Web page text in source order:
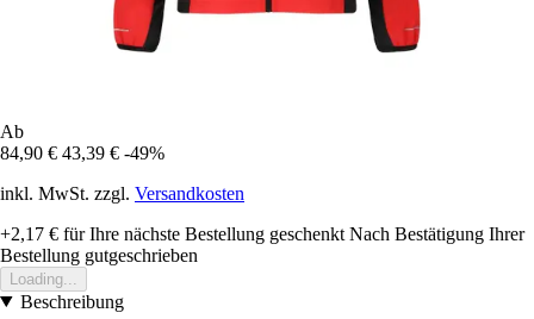
Ab
84,90 € 43,39 € -49%
inkl. MwSt. zzgl. Versandkosten
+2,17 € für Ihre nächste Bestellung geschenkt Nach Bestätigung Ihrer
Bestellung gutgeschrieben
Loading...
Beschreibung